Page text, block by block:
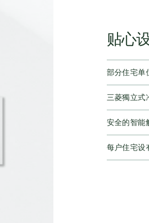
贴心
部分住宅单
三菱獨立式
安全的智能
每户住宅设